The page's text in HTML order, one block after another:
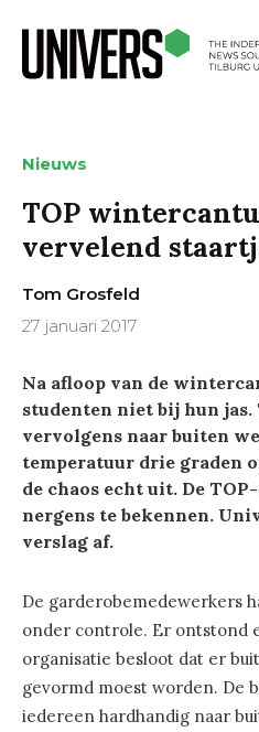
Nieuws
TOP
vervelend
Tom Grosfeld
27 januari 2017
Na afloop van de
studenten niet bij hun jas.
vervolgens naar buiten
temperatuur drie graden
de chaos echt uit. De
nergens te bekennen.
verslag af.
De garderobemedewerkers
onder controle. Er ontstond
organisatie besloot dat er
gevormd moest worden. De
iedereen hardhandig naar